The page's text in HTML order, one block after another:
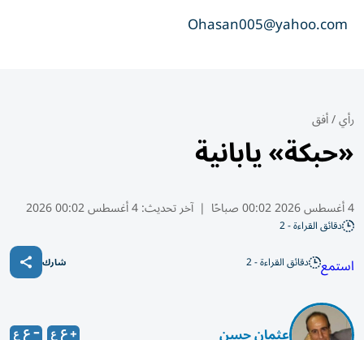
Ohasan005@yahoo.com
رأي/أفق
«حبكة» يابانية
4 أغسطس 2026 00:02 صباحًا | آخر تحديث:4 أغسطس 00:02 2026
دقائق القراءة - 2
استمع دقائق القراءة - 2 شارك